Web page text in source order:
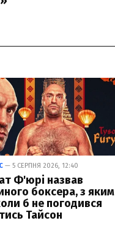
— 5 СЕРПНЯ 2026, 12:40
Ф'юрі назвав
боксера, з яким
б не погодився
Тайсон